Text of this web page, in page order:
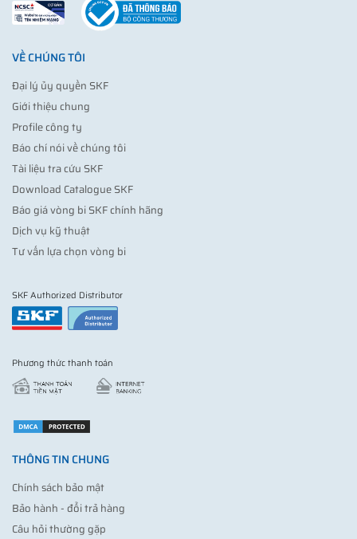
VỀ CHÚNG TÔI
Đại lý ủy quyền SKF
Giới thiệu chung
Profile công ty
Báo chí nói về chúng tôi
Tài liệu tra cứu SKF
Download Catalogue SKF
Báo giá vòng bi SKF chính hãng
Dịch vụ kỹ thuật
Tư vấn lựa chọn vòng bi
SKF Authorized Distributor
Phương thức thanh toán
THÔNG TIN CHUNG
Chính sách bảo mật
Bảo hành - đổi trả hàng
Câu hỏi thường gặp